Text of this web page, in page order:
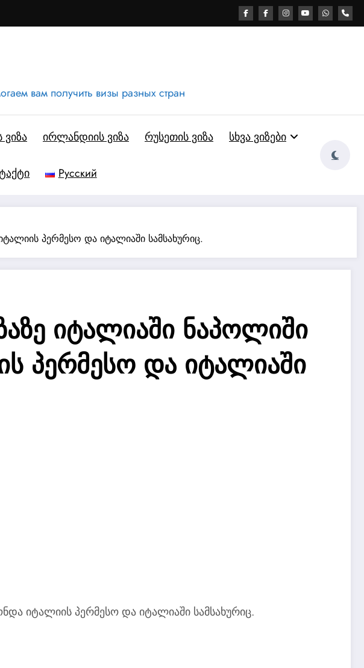
вам получить визы разных стран
ირლანდიის ვიზა რუსეთის ვიზა სხვა ვიზები
Русский
პერმესო და იტალიაში სამსახურიც.
იტალიაში ნაპოლიში
პერმესო და იტალიაში
იტალიის პერმესო და იტალიაში სამსახურიც.